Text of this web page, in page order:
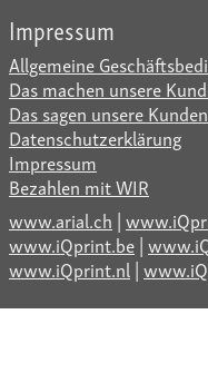
Impressum
Allgemeine
Das machen unsere
Das sagen unsere Kunden
Datenschutzerklärung
Impressum
Bezahlen mit WIR
www.arial.ch |
www.iQprint.be|
www.iQprint.nl|